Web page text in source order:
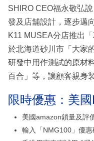
SHIRO CEO福永敬弘
發及店舖設計，逐步邁
K11 MUSEA分店推出
於北海道砂川市「大家
研發中用作測試的原材
百合」等，讓顧客親身
限時優惠：美
美國amazon鎖量及評
輸入「NMG100」優